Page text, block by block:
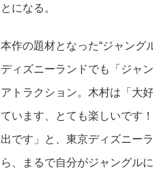
とになる。
本作の題材となった“ジャング
ディズニーランドでも「ジャ
アトラクション。木村は「大
ています、とても楽しいです
出です」と、東京ディズニー
ら、まるで自分がジャングル